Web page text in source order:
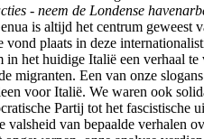
- neem de Londense
is altijd het centrum geweest
plaats in deze
het huidige Italië een verhaal
migranten. Een van onze
voor Italië. We waren ook
Partij tot het
valsheid van bepaalde